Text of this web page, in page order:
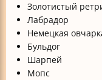
Золотистый
Лабрадор
Немецкая
Бульдог
Шарпей
Мопс